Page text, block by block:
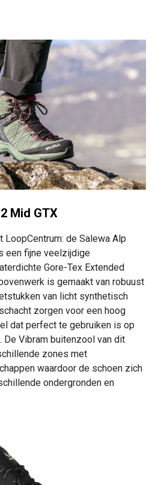
Mid GTX
LoopCentrum: de Salewa Alp
een fijne veelzijdige
Gore-Tex Extended
is gemaakt van robuust
van licht synthetisch
zorgen voor een hoog
dat perfect te gebruiken is op
De Vibram buitenzool van dit
zones met
waardoor de schoen zich
ondergronden en